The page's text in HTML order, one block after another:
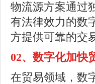
物流源方案通过
有法律效力的数
方提供可靠的交
02、 数字化加快
在贸易领域，数